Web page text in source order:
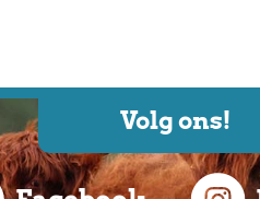
Volg ons!